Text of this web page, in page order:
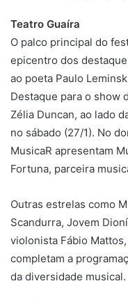
Teatro Guaíra
O palco principal do
epicentro dos
ao poeta Paulo
Destaque para o show
Zélia Duncan, ao lado
no sábado (27/1). No
MusicaR apresentam
Fortuna, parceira
Outras estrelas como
Scandurra, Jovem
violonista Fábio
completam a
da diversidade musical.